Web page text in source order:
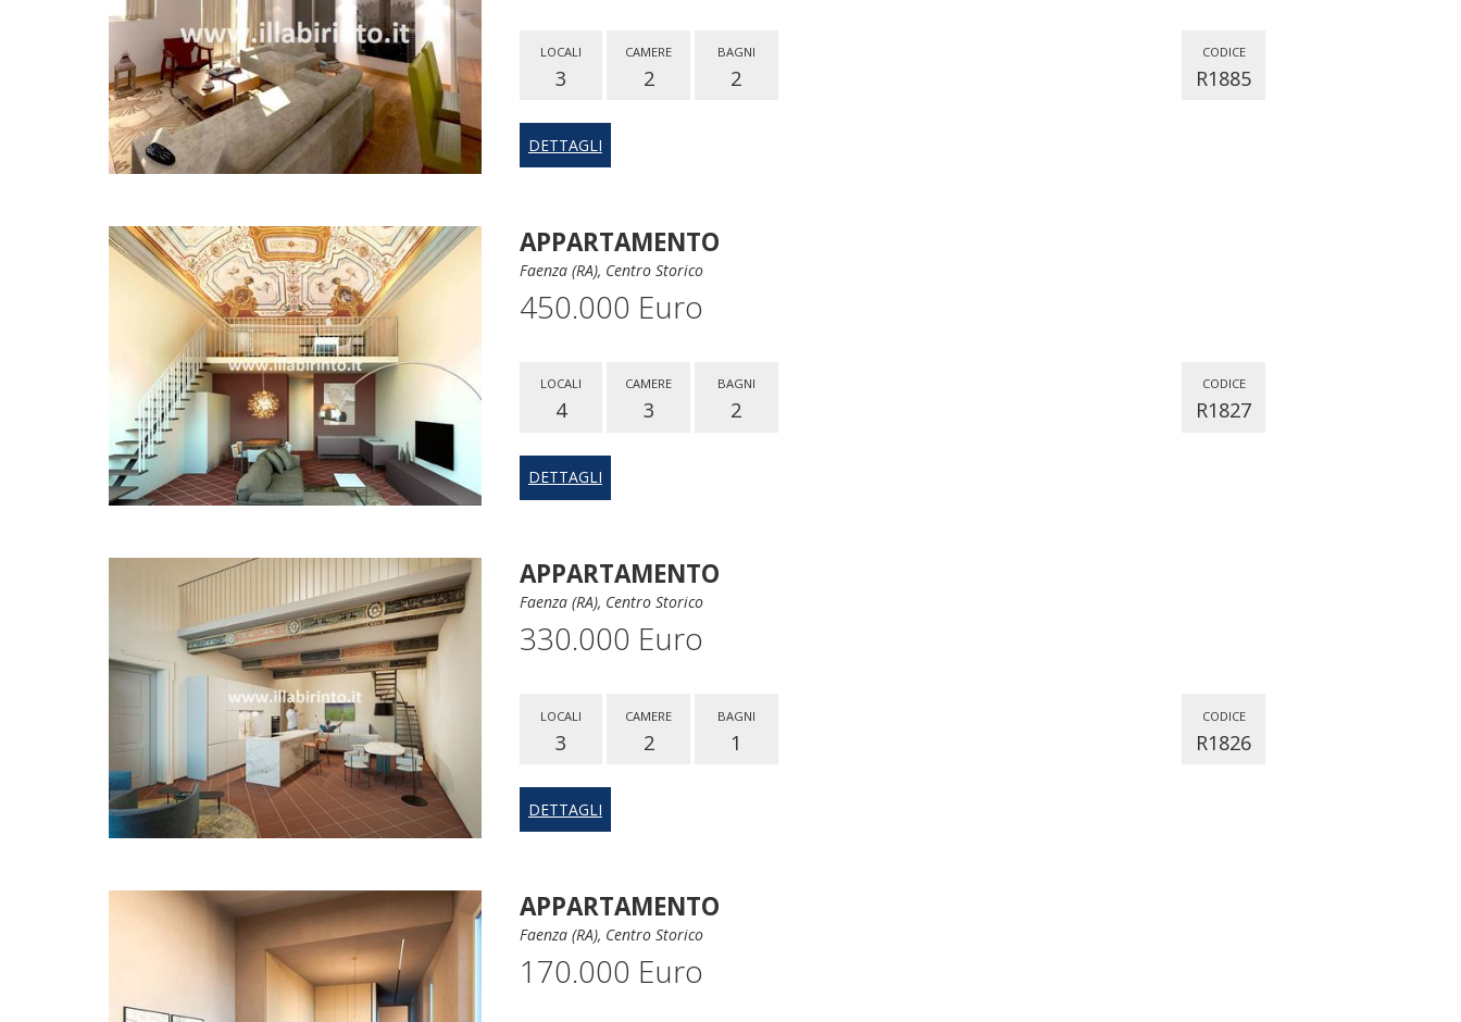
CODICE
R1885
LOCALI
3
CAMERE
2
BAGNI
2
DETTAGLI
APPARTAMENTO
Faenza (RA), Centro Storico
450.000 Euro
CODICE
R1827
LOCALI
4
CAMERE
3
BAGNI
2
DETTAGLI
APPARTAMENTO
Faenza (RA), Centro Storico
330.000 Euro
CODICE
R1826
LOCALI
3
CAMERE
2
BAGNI
1
DETTAGLI
APPARTAMENTO
Faenza (RA), Centro Storico
170.000 Euro